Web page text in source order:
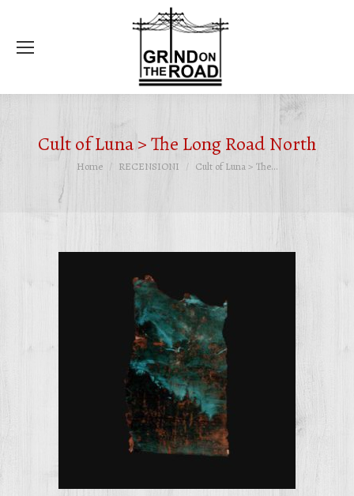
Cult of Luna > The Long Road North
Tu sei qui:
Home RECENSIONI Cult of Luna > The…